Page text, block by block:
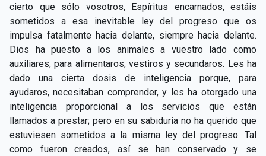
cierto que sólo vosotros, Espíritus encarnados, estáis
sometidos a esa inevitable ley del progreso que os
impulsa fatalmente hacia delante, siempre hacia delante.
Dios ha puesto a los animales a vuestro lado como
auxiliares, para alimentaros, vestiros y secundaros. Les ha
dado una cierta dosis de inteligencia porque, para
ayudaros, necesitaban comprender, y les ha otorgado una
inteligencia proporcional a los servicios que están
llamados a prestar; pero en su sabiduría no ha querido que
estuviesen sometidos a la misma ley del progreso. Tal
como fueron creados, así se han conservado y se